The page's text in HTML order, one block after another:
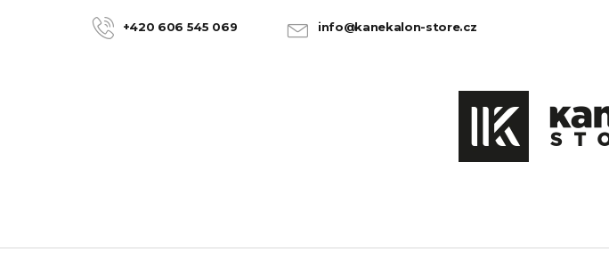
+420 606 545 069 info@kanekalon-store.cz
Co potřebujete najít?